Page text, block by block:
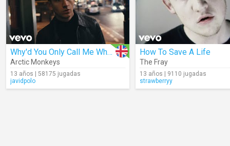
Why'd You Only Call Me When You're High
Arctic Monkeys
13 años | 58175 jugadas
javidpolo
How To Save A Life
The Fray
13 años | 9110 jugadas
strawberryy